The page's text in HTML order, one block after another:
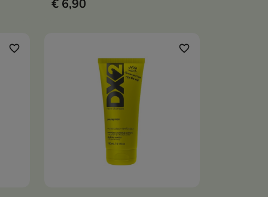
langdurige frisheid biedt en een
€ 6,90
favorite_border favorite_border